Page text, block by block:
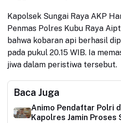
Kapolsek Sungai Raya AKP
Penmas Polres Kubu Raya
bahwa kobaran api berhasil
pada pukul 20.15 WIB. Ia
jiwa dalam peristiwa tersebut.
Baca Juga
Animo Pendaftar Polri
Kapolres Jamin Proses